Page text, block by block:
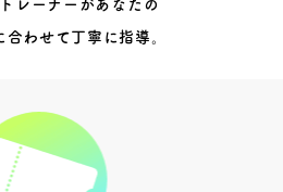
レーナーがあなたの
合わせて丁寧に指導。